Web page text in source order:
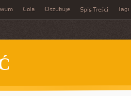
Cola Oszukuje Spis Treści Tagi